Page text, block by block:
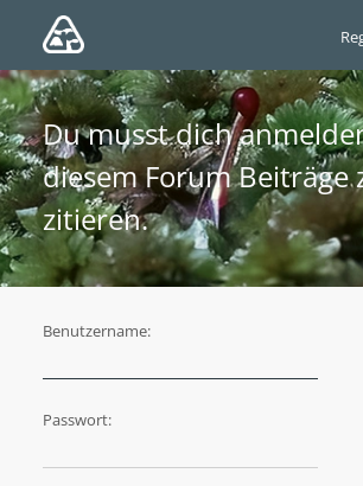
Du musst dich
diesem Forum Beiträge
zitieren.
Benutzername:
Passwort: